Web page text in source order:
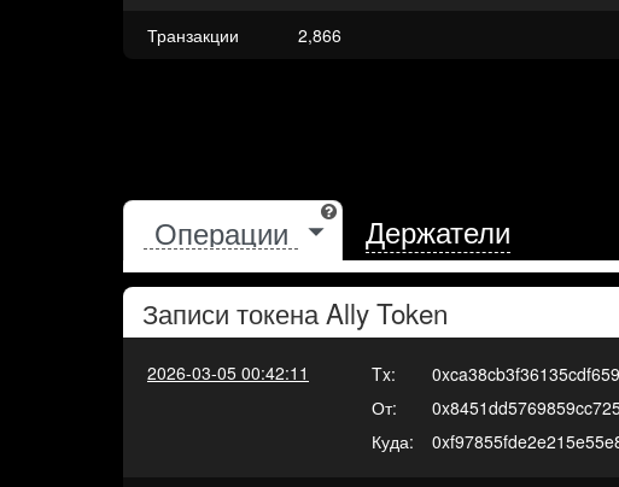
Транзакции 2,866
Держатели
Записи токенаAlly Token
2026-03-05 00:42:11 Tx:
От:
Куда: